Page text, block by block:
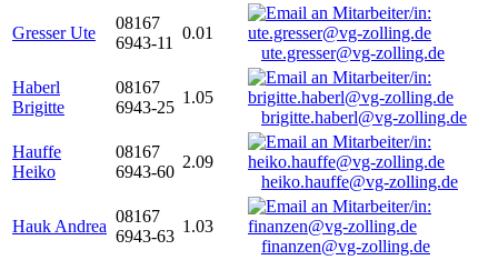
Gresser Ute
08167
6943-11
0.01
ute.gresser@vg-zolling.de
Haberl
Brigitte
08167
6943-25
1.05
brigitte.haberl@vg-zolling.de
Hauffe
Heiko
08167
6943-60
2.09
heiko.hauffe@vg-zolling.de
Hauk Andrea
08167
6943-63
1.03
finanzen@vg-zolling.de